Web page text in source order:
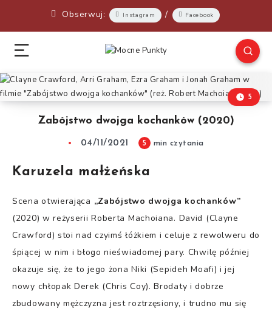
Obserwuj: Instagram / Facebook
5
Zabójstwo dwojga kochanków (2020)
04/11/2021 5 min czytania
Karuzela małżeńska
Scena otwierająca „Zabójstwo dwojga kochanków”
(2020) w reżyserii Roberta Machoiana. David (Clayne
Crawford) stoi nad czyimś łóżkiem i celuje z rewolweru do
śpiącej w nim i błogo nieświadomej pary. Chwilę później
okazuje się, że to jego żona Niki (Sepideh Moafi) i jej
nowy chłopak Derek (Chris Coy). Brodaty i dobrze
zbudowany mężczyzna jest roztrzęsiony, i trudno mu się